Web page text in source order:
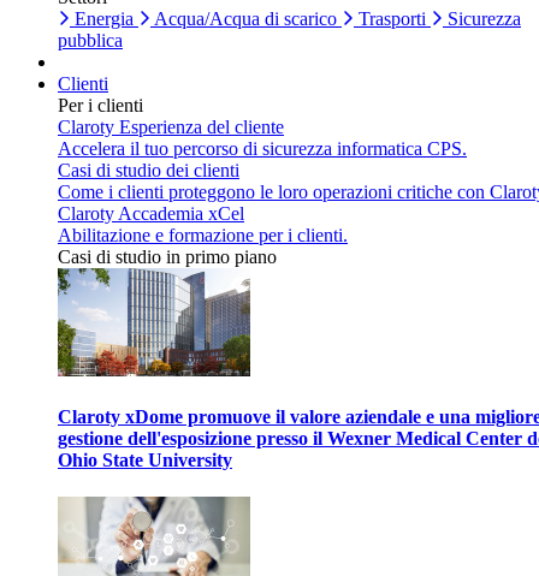
Energia
Acqua/Acqua di scarico Trasporti
Sicurezza
pubblica
Clienti
Per i clienti
Claroty Esperienza del cliente
Accelera il tuo percorso di sicurezza informatica CPS.
Casi di studio dei clienti
Come i clienti proteggono le loro operazioni critiche con
Claroty Accademia xCel
Abilitazione e formazione per i clienti.
Casi di studio in primo piano
Claroty xDome promuove il valore aziendale e una
gestione dell'esposizione presso il Wexner Medical Center
Ohio State University